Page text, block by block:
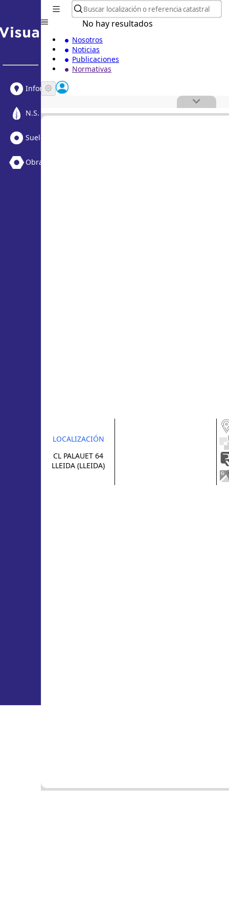
Informe Urbanístico
N.S. Medioambiental
Suelo Vacante + Obras
Obras
No hay resultados
Nosotros
Noticias
Publicaciones
Normativas
LOCALIZACIÓN
CL PALAUET 64
LLEIDA (LLEIDA)